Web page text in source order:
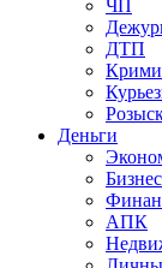
ЧП
ДТП
Деньги
Бизнес
АПК